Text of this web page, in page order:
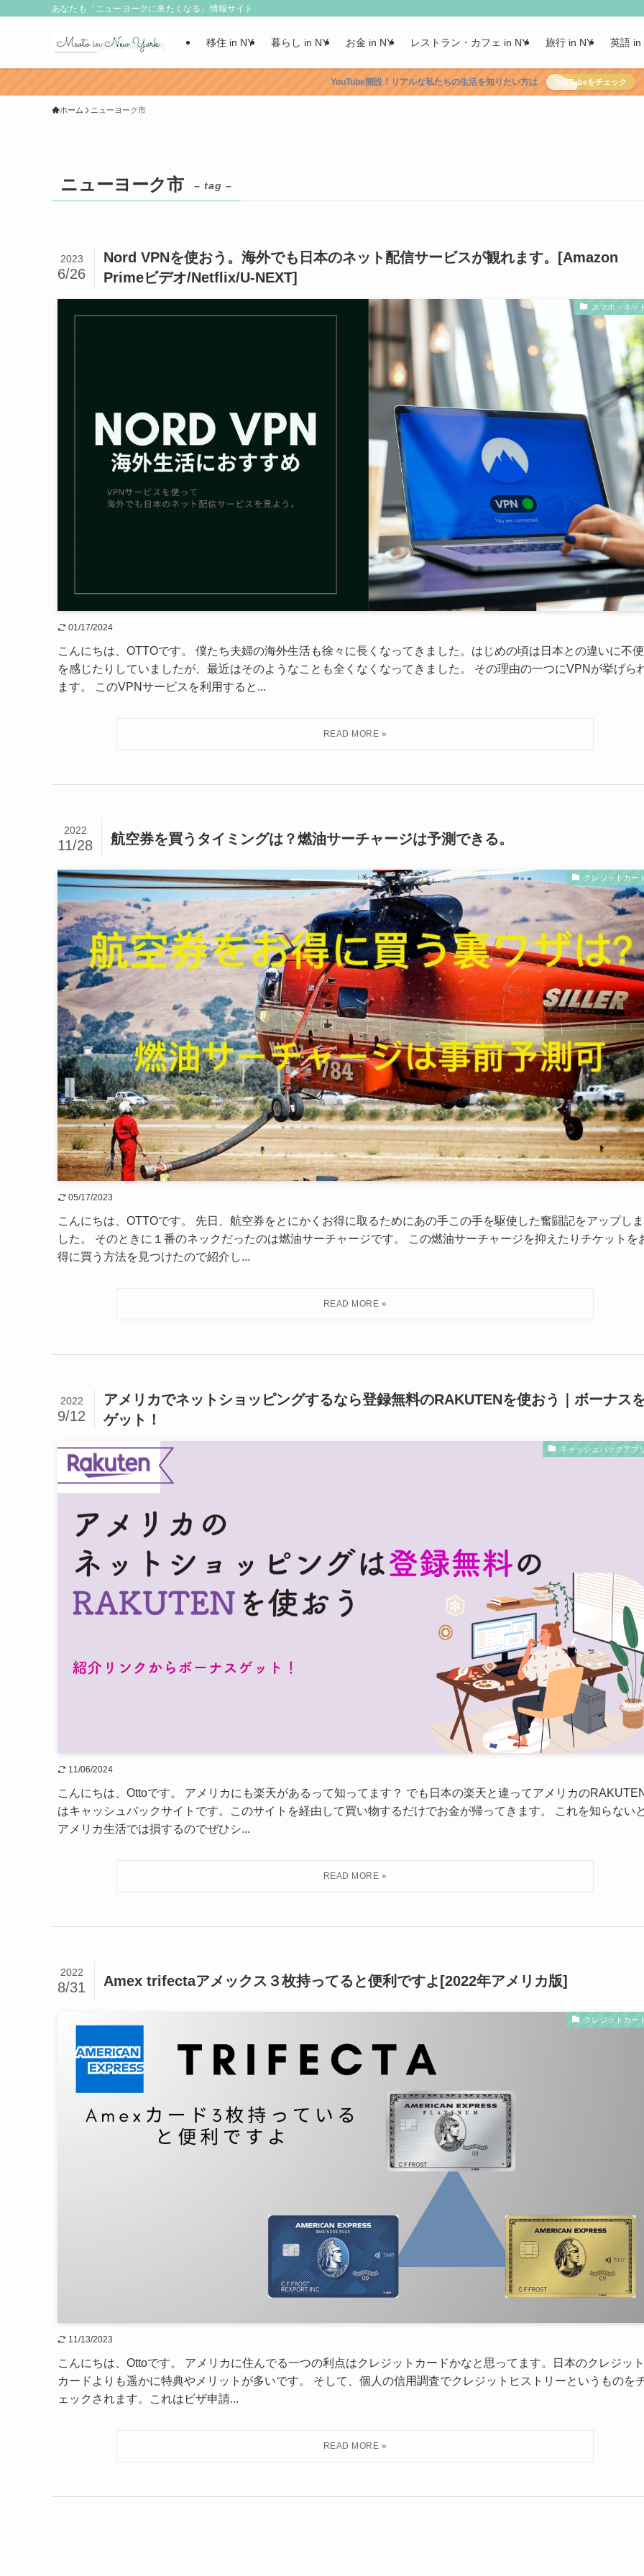
あなたも「ニューヨークに来たくなる」情報サイト
移住 in NY 暮らし in NY お金 in NY レストラン・カフェ in NY 旅行 in NY 英語 in
YouTube開設！リアルな私たちの生活を知りたい方は YouTubeをチェック
ホーム ニューヨーク市
ニューヨーク市 – tag –
Nord VPNを使おう。海外でも日本のネット配信サービスが観れます。[Amazon
Primeビデオ/Netflix/U-NEXT]
2023
6/26
スマホ・ネッ
01/17/2024
こんにちは、OTTOです。 僕たち夫婦の海外生活も徐々に長くなってきました。はじめの頃は日本との違いに不便
を感じたりしていましたが、最近はそのようなことも全くなくなってきました。 その理由の一つにVPNが挙げら
ます。 このVPNサービスを利用すると...
航空券を買うタイミングは？燃油サーチャージは予測できる。
2022
11/28
クレジットカー
05/17/2023
こんにちは、OTTOです。 先日、航空券をとにかくお得に取るためにあの手この手を駆使した奮闘記をアップしま
した。 そのときに１番のネックだったのは燃油サーチャージです。 この燃油サーチャージを抑えたりチケットを
得に買う方法を見つけたので紹介し...
アメリカでネットショッピングするなら登録無料のRAKUTENを使おう｜ボーナス
ゲット！
2022
9/12
キャッシュバックアプ
11/06/2024
こんにちは、Ottoです。 アメリカにも楽天があるって知ってます？ でも日本の楽天と違ってアメリカの
はキャッシュバックサイトです。このサイトを経由して買い物するだけでお金が帰ってきます。 これを知らない
アメリカ生活では損するのでぜひシ...
Amex trifectaアメックス３枚持ってると便利ですよ[2022年アメリカ版]
2022
8/31
クレジットカー
11/13/2023
こんにちは、Ottoです。 アメリカに住んでる一つの利点はクレジットカードかなと思ってます。日本のクレジット
カードよりも遥かに特典やメリットが多いです。 そして、個人の信用調査でクレジットヒストリーというものを
ェックされます。これはビザ申請...